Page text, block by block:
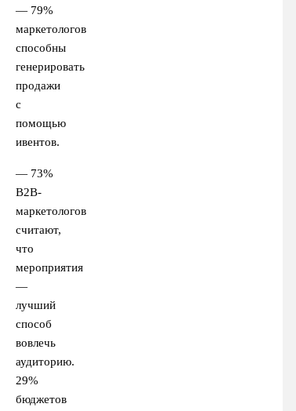
— 79%
маркетологов
способны
генерировать
продажи
с
помощью
ивентов.
— 73%
B2B-
маркетологов
считают,
что
мероприятия
—
лучший
способ
вовлечь
аудиторию.
29%
бюджетов